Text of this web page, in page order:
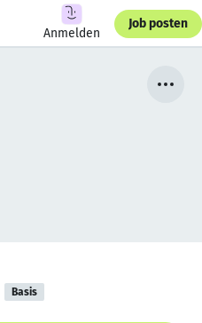
Anmelden
Job posten
Basis